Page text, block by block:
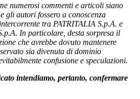
numerosi commenti e articoli siano
gli autori fossero a conoscenza
tra PATRITALIA S.p.A. e
In particolare, desta sorpresa il
che avrebbe dovuto mantenere
sia divenuta di dominio
confusione e speculazioni.
intendiamo, pertanto, confermare